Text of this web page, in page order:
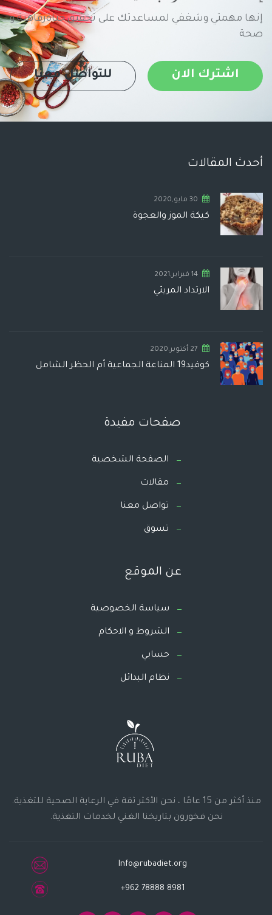
إنها مهمتي وشغفي لمساعدتك على تحقيق حياةرفاهية و
صحة
اشترك الان للتواصل معنا
أحدث المقالات
30 مايو,2020
كيكة الموز والعجوة
14 فبراير,2021
الارتداد المريئي
27 أكتوبر,2020
كوفيد19 المناعة الجماعية أم الحظر الشامل
صفحات مفيدة
الصفحة الشخصية
مقالات
تواصل معنا
تسوق
عن الموقع
سياسة الخصوصية
الشروط و الاحكام
حسابي
نظام البدائل
منذ أكثر من 15 عامًا ، نحن الأكثر ثقة في الرعاية الصحية للتغذية.
نحن فخورون بتاريخنا الغني لخدمات التغذية.
Info@rubadiet.org
+962 78888 8981